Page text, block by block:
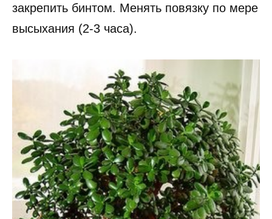
закрепить бинтом. Менять повязку по мере
высыхания (2-3 часа).